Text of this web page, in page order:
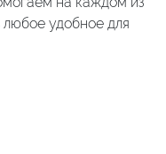
удобное для